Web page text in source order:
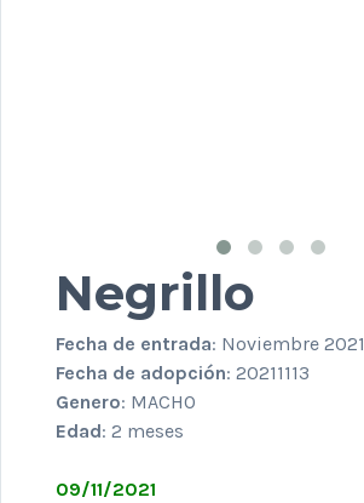
Negrillo
Fecha de entrada: Noviembre 2021
Fecha de adopción: 20211113
Genero: MACHO
Edad: 2 meses
09/11/2021